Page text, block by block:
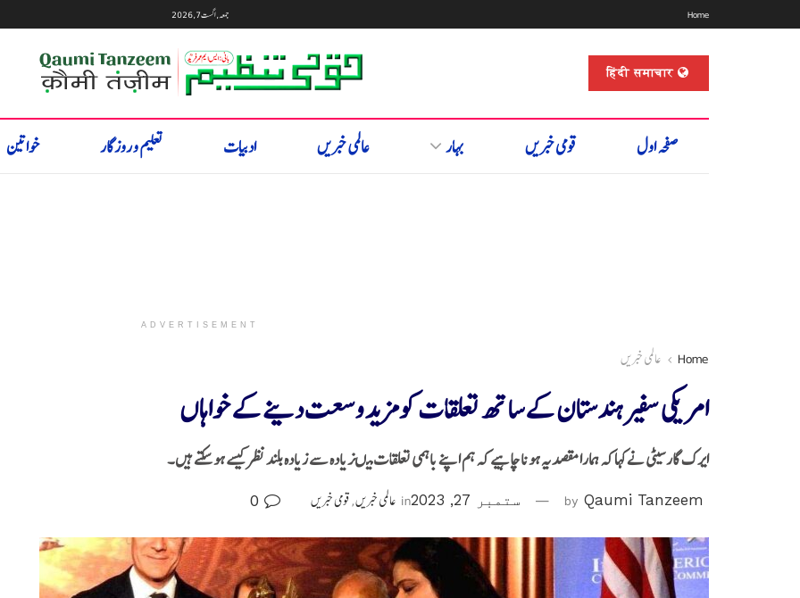
Home جمعہ, اگست 7, 2026
हिंदी समाचार
صفحہ اول قومی خبریں بہار عالمی خبریں ادبیات تعلیم و روزگار خواتین
ADVERTISEMENT
Home عالمی خبریں
امریکی سفیر ہندستان کے ساتھ تعلقات کو مزید وسعت دینے کے خواہاں
ایرک گارسیٹی نےکہا کہ ہمارا مقصد یہ ہونا چاہیے کہ ہم اپنے باہمی تعلقات میںزیادہ سے زیادہ بلند نظر کیسے ہو سکتے ہیں۔
by Qaumi Tanzeem ستمبر 27, 2023 in عالمی خبریں,قومی خبریں